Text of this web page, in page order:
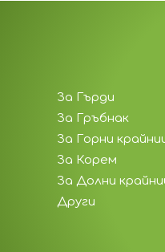
За Гърди
За Гръбнак
За Горни
За Корем
За Долни
Други